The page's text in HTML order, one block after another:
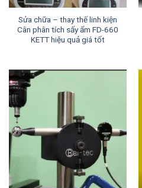
Sửa chữa – thay thế linh kiện
Cân phân tích sấy ẩm FD-660
KETT hiệu quả giá tốt